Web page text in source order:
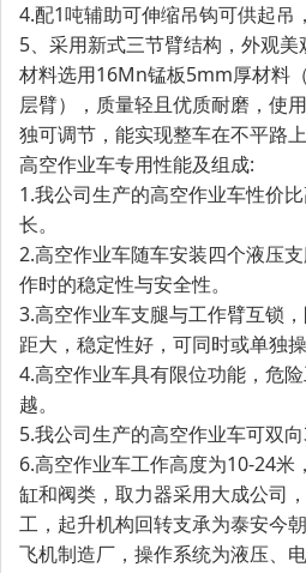
4.配1吨辅助可伸缩吊钩可供起吊
5、采用新式三节臂结构，外观
材料选用16Mn锰板5mm厚材料
层臂），质量轻且优质耐磨，使
独可调节，能实现整车在不平路上
高空作业车专用性能及组成:
1.我公司生产的高空作业车性价
长。
2.高空作业车随车安装四个液压
作时的稳定性与安全性。
3.高空作业车支腿与工作臂互锁
距大，稳定性好，可同时或单独操
4.高空作业车具有限位功能，危
越。
5.我公司生产的高空作业车可双向
6.高空作业车工作高度为10-24米
缸和阀类，取力器采用大成公司
工，起升机构回转支承为泰安今
飞机制造厂，操作系统为液压、